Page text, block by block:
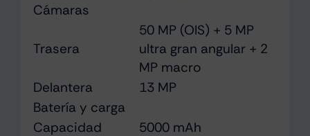
Cámaras
Trasera
50 MP (OIS) + 5 MP
ultra gran angular + 2
MP macro
Delantera
13 MP
Batería y carga
Capacidad
5000 mAh